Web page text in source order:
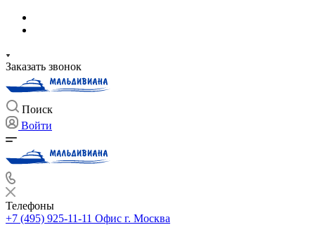
Заказать звонок
Поиск
Войти
Телефоны
+7 (495) 925-11-11 Офис г. Москва